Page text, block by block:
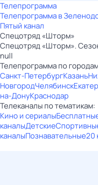
Телепрограмма
Телепрограмма в
Пятый канал
Спецотряд «Шторм»
Спецотряд «Шторм».
null
Телепрограмма по
Санкт-ПетербургКазань
НовгородЧелябинск
на-ДонуКраснодар
Телеканалы по тематикам:
Кино и сериалы
каналыДетские
каналыПознавательные20